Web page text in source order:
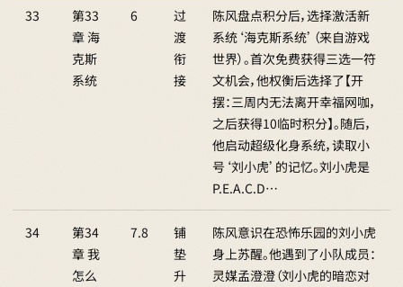
33
第33
章 海
克斯
系统
6
过
渡
衔
接
陈风盘点积分后，选择激活新
系统‘海克斯系统’（来自游戏
世界）。首次免费获得三选一符
文机会，他权衡后选择了【开
摆：三周内无法离开幸福网咖，
之后获得10临时积分】。随后，
他启动超级化身系统，读取小
号‘刘小虎’的记忆。刘小虎是
P.E.A.C.D…
34
第34
章 我
怎么
7.8
铺
垫
升
陈风意识在恐怖乐园的刘小虎
身上苏醒。他遇到了小队成员：
灵媒孟澄澄（刘小虎的暗恋对